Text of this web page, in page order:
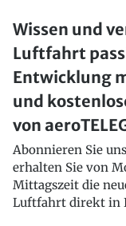
Wissen und
Luftfahrt
Entwicklung
und
von
Abonnieren Sie
erhalten Sie von
Mittagszeit die
Luftfahrt direkt in